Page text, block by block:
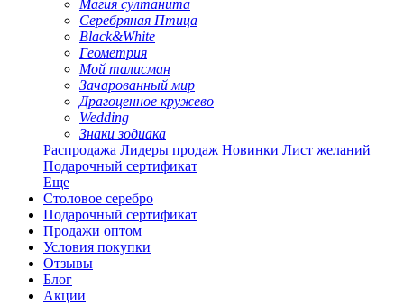
Магия султанита
Серебряная Птица
Black&White
Геометрия
Мой талисман
Зачарованный мир
Драгоценное кружево
Wedding
Знаки зодиака
Распродажа Лидеры продаж Новинки Лист желаний
Подарочный сертификат
Еще
Столовое серебро
Подарочный сертификат
Продажи оптом
Условия покупки
Отзывы
Блог
Акции